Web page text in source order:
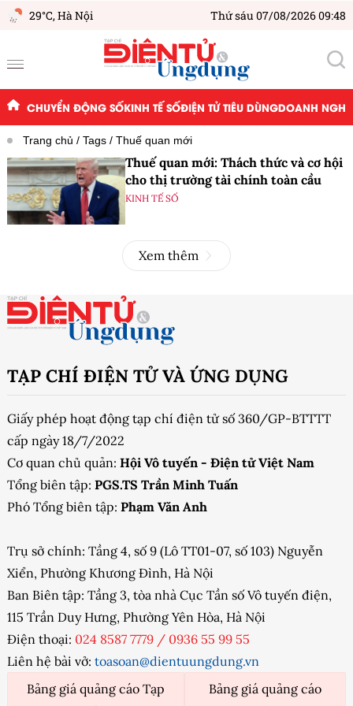
29°C,Hà Nội Thứ sáu 07/08/2026 09:48
CHUYỂN ĐỘNG SỐKINH TẾ SỐĐIỆN TỬ TIÊU DÙNGDOANH
Trang chủ Tags Thuế quan mới
Thuế quan mới: Thách thức và cơ hội
cho thị trường tài chính toàn cầu
KINH TẾ SỐ
Xem thêm
TẠP CHÍ ĐIỆN TỬ VÀ ỨNG DỤNG
Giấy phép hoạt động tạp chí điện tử số 360/GP-BTTTT
cấp ngày 18/7/2022
Cơ quan chủ quản: Hội Vô tuyến - Điện tử Việt Nam
Tổng biên tập: PGS.TS Trần Minh Tuấn
Phó Tổng biên tập: Phạm Văn Anh
Trụ sở chính: Tầng 4, số 9 (Lô TT01-07, số 103) Nguyễn
Xiển, Phường Khương Đình, Hà Nội
Ban Biên tập: Tầng 3, tòa nhà Cục Tần số Vô tuyến điện,
115 Trần Duy Hưng, Phường Yên Hòa, Hà Nội
Điện thoại: 024 8587 7779 / 0936 55 99 55
Liên hệ bài vở: toasoan@dientuungdung.vn
Bảng giá quảng cáo Tạp
Bảng giá quảng cáo